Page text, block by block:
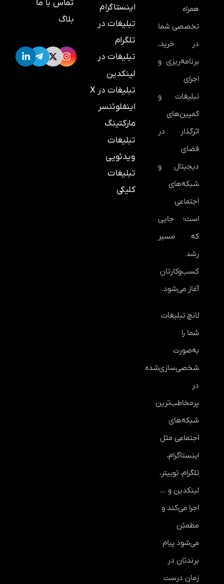
همراه
تخصصی شما
در خرید،
برنامه‌ریزی و
اجرای
تبلیغات و
کمپین‌های
اثرگذار در
فضای
دیجیتال و
شبکه‌های
اجتماعی
است؛ جایی
که مسیر
رشد
کسب‌وکارتان
آغاز می‌شود.
لانچ تبلیغات
شما را
به‌صورت
شخصی‌سازی‌شده
در
پرمخاطب‌ترین
شبکه‌های
اجتماعی مثل
اینستاگرام،
تلگرام، توییتر،
لینکدین و …
اجرا می‌کند و
مطمئن
می‌شود پیام
برندتان در
زمان درست
اینستاگرام
تبلیغات در
تلگرام
تبلیغات در
لینکدین
تبلیغات در X
اینفلوئنسر
مارکتینگ
تبلیغات
ویدئویی
تبلیغات
کلیکی
تماس با ما
بلاگ